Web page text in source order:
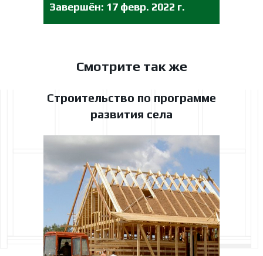
Завершён: 17 февр. 2022 г.
Смотрите так же
Строительство по программе
развития села